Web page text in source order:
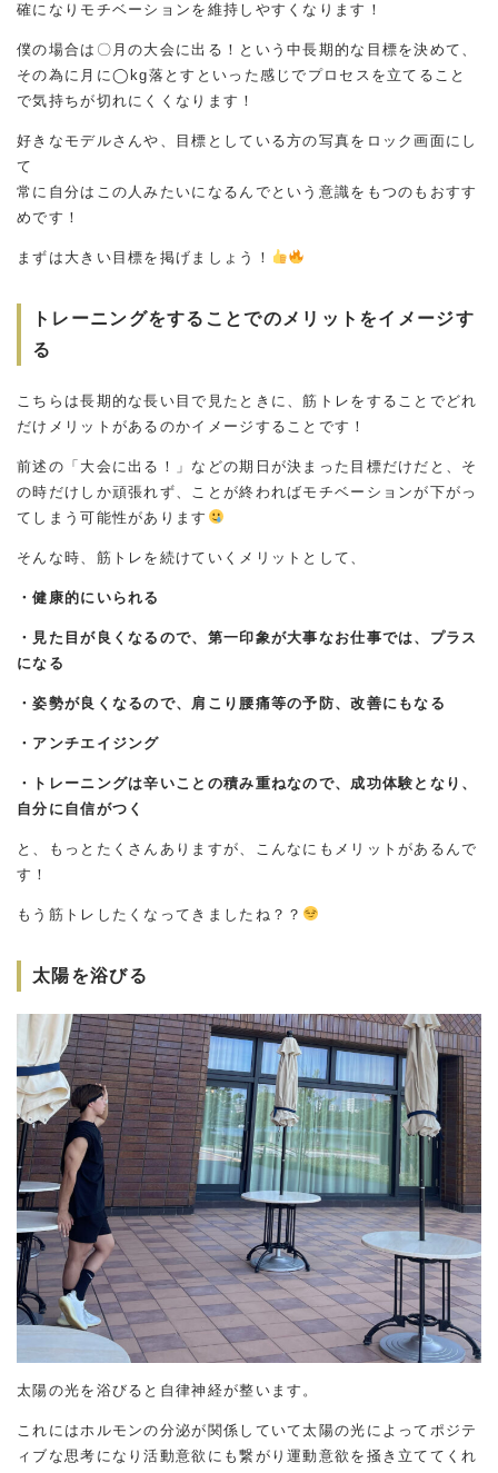
確になりモチベーションを維持しやすくなります！
僕の場合は〇月の大会に出る！という中長期的な目標を決めて、
その為に月に◯kg落とすといった感じでプロセスを立てること
で気持ちが切れにくくなります！
好きなモデルさんや、目標としている方の写真をロック画面にし
て
常に自分はこの人みたいになるんでという意識をもつのもおすす
めです！
まずは大きい目標を掲げましょう！
トレーニングをすることでのメリットをイメージす
る
こちらは長期的な長い目で見たときに、筋トレをすることでどれ
だけメリットがあるのかイメージすることです！
前述の「大会に出る！」などの期日が決まった目標だけだと、そ
の時だけしか頑張れず、ことが終わればモチベーションが下がっ
てしまう可能性があります
そんな時、筋トレを続けていくメリットとして、
・健康的にいられる
・見た目が良くなるので、第一印象が大事なお仕事では、プラス
になる
・姿勢が良くなるので、肩こり腰痛等の予防、改善にもなる
・アンチエイジング
・トレーニングは辛いことの積み重ねなので、成功体験となり、
自分に自信がつく
と、もっとたくさんありますが、こんなにもメリットがあるんで
す！
もう筋トレしたくなってきましたね？？
太陽を浴びる
太陽の光を浴びると自律神経が整います。
これにはホルモンの分泌が関係していて太陽の光によってポジテ
ィブな思考になり活動意欲にも繋がり運動意欲を掻き立ててくれ